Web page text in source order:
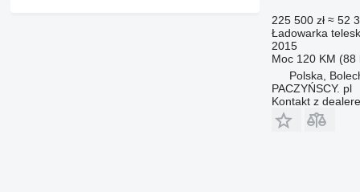
225 500 zł ≈ 52
Ładowarka
2015
Moc 120 KM (88
Polska,
PACZYŃSCY. pl
Kontakt z